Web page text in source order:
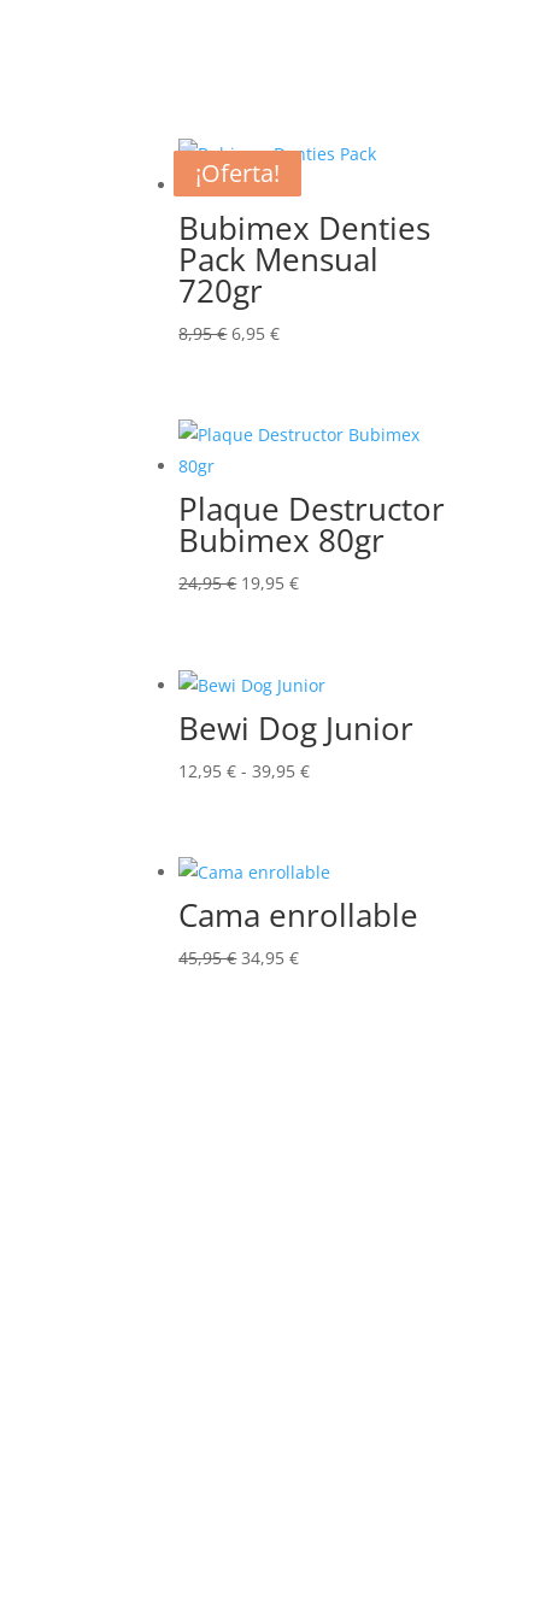
¡Oferta!
Bubimex Denties
Pack Mensual
720gr
8,95€El
era:
6,95€El
es:
¡Oferta!
Plaque Destructor
Bubimex 80gr
24,95€ El
era:
19,95€El
es:
¡Oferta!
Bewi Dog Junior
12,95€ - 39,95€Rango
desde
hasta
¡Oferta!
Cama enrollable
45,95€El
34,95€El